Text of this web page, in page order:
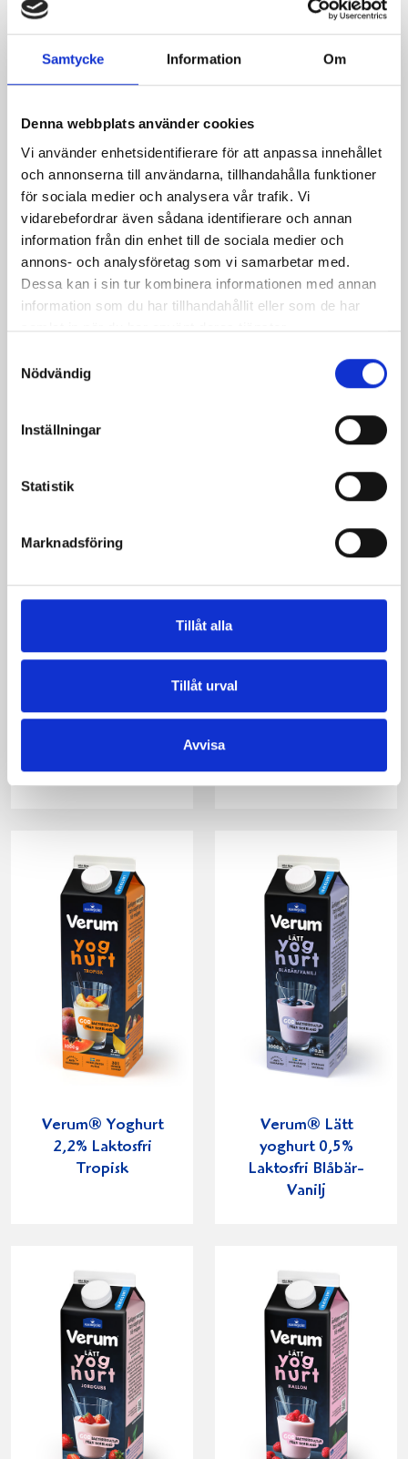
Samtycke Information Om
Denna webbplats använder cookies
Vi använder enhetsidentifierare för att anpassa innehållet
och annonserna till användarna, tillhandahålla funktioner
för sociala medier och analysera vår trafik. Vi
vidarebefordrar även sådana identifierare och annan
information från din enhet till de sociala medier och
annons- och analysföretag som vi samarbetar med.
Dessa kan i sin tur kombinera informationen med annan
information som du har tillhandahållit eller som de har
samlat in när du har använt deras tjänster.
Nödvändig
Inställningar
Statistik
Marknadsföring
Tillåt alla
Tillåt urval
Avvisa
Mango-Passion
10% 500g
Matyoghurten 10%
Citrus
Drottningbär
Verum® Yoghurt
2,2% Laktosfri
Tropisk
Verum® Lätt
yoghurt 0,5%
Laktosfri Blåbär-
Vanilj